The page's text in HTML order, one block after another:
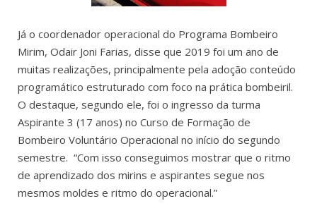
Já o coordenador operacional do Programa Bombeiro
Mirim, Odair Joni Farias, disse que 2019 foi um ano de
muitas realizações, principalmente pela adoção conteúdo
programático estruturado com foco na prática bombeiril.
O destaque, segundo ele, foi o ingresso da turma
Aspirante 3 (17 anos) no Curso de Formação de
Bombeiro Voluntário Operacional no início do segundo
semestre. “Com isso conseguimos mostrar que o ritmo
de aprendizado dos mirins e aspirantes segue nos
mesmos moldes e ritmo do operacional.”